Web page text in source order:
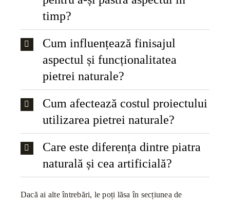
timp?
Cum influențează finisajul
aspectul și funcționalitatea
pietrei naturale?
Cum afectează costul proiectului
utilizarea pietrei naturale?
Care este diferența dintre piatra
naturală și cea artificială?
Dacă ai alte întrebări, le poți lăsa în secțiunea de